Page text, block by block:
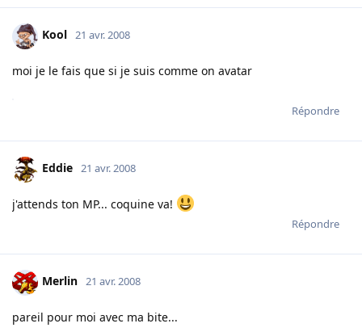
Kool 21 avr. 2008
moi je le fais que si je suis comme on avatar
Répondre
Eddie 21 avr. 2008
j'attends ton MP... coquine va!
Répondre
Merlin 21 avr. 2008
pareil pour moi avec ma bite...